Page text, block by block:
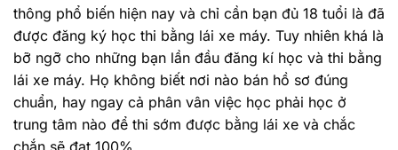
thông phổ biến hiện nay và chỉ cần bạn đủ 18 tuổi là đã
được đăng ký học thi bằng lái xe máy. Tuy nhiên khá là
bỡ ngỡ cho những bạn lần đầu đăng kí học và thi bằng
lái xe máy. Họ không biết nơi nào bán hồ sơ đúng
chuẩn, hay ngay cả phân vân việc học phải học ở
trung tâm nào để thi sớm được bằng lái xe và chắc
chắn sẽ đạt 100%.